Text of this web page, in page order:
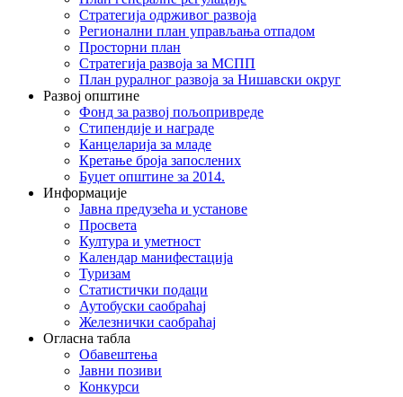
Стратегија одрживог развоја
Регионални план управљања отпадом
Просторни план
Стратегија развоја за МСПП
План руралног развоја за Нишавски округ
Развој општине
Фонд за развој пољопривреде
Стипендије и награде
Канцеларија за младе
Кретање броја запослених
Буџет општине за 2014.
Информације
Јавна предузећа и установе
Просвета
Култура и уметност
Календар манифестација
Туризам
Статистички подаци
Аутобуски саобраћај
Железнички саобраћај
Огласна табла
Обавештења
Јавни позиви
Конкурси